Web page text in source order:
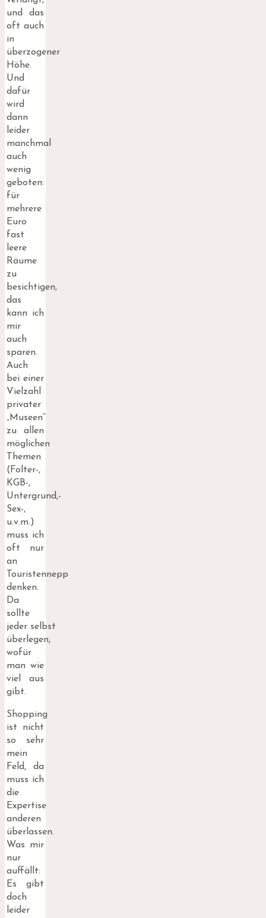
und das
oft auch
in
überzogener
Höhe.
Und
dafür
wird
dann
leider
manchmal
auch
wenig
geboten:
für
mehrere
Euro
fast
leere
Räume
zu
besichtigen,
das
kann ich
mir
auch
sparen.
Auch
bei einer
Vielzahl
privater
„Museen“
zu allen
möglichen
Themen
(Folter-,
KGB-,
Untergrund,-
Sex-,
u.v.m.)
muss ich
oft nur
an
Touristennepp
denken.
Da
sollte
jeder selbst
überlegen,
wofür
man wie
viel aus
gibt.
Shopping
ist nicht
so sehr
mein
Feld, da
muss ich
die
Expertise
anderen
überlassen.
Was mir
nur
auffällt:
Es gibt
doch
leider